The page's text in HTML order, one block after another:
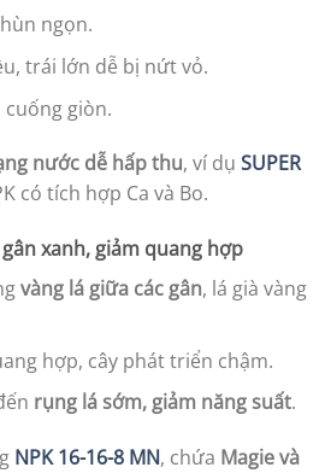
ngọn.
trái lớn dễ bị nứt vỏ.
cuống giòn.
nước dễ hấp thu, ví dụ SUPER
có tích hợp Ca và Bo.
xanh, giảm quang hợp
vàng lá giữa các gân, lá già vàng
hợp, cây phát triển chậm.
rụng lá sớm, giảm năng suất.
NPK 16-16-8 MN, chứa Magie và